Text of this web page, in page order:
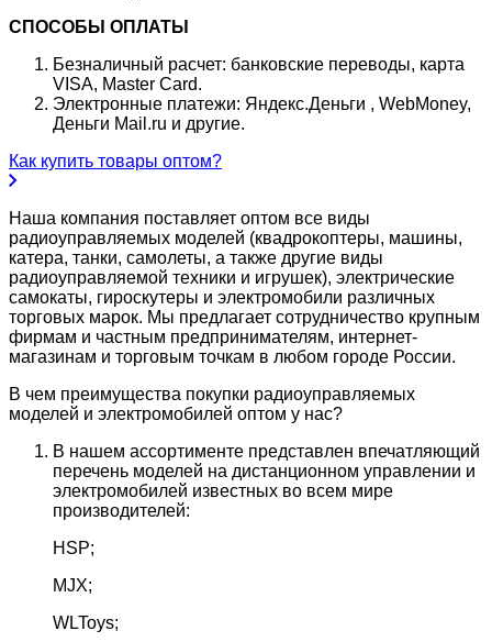
СПОСОБЫ ОПЛАТЫ
Безналичный расчет: банковские переводы, карта
VISA, Master Card.
Электронные платежи: Яндекс.Деньги , WebMoney,
Деньги Mail.ru и другие.
Как купить товары оптом?
Наша компания поставляет оптом все виды
радиоуправляемых моделей (квадрокоптеры, машины,
катера, танки, самолеты, а также другие виды
радиоуправляемой техники и игрушек), электрические
самокаты, гироскутеры и электромобили различных
торговых марок. Мы предлагает сотрудничество крупным
фирмам и частным предпринимателям, интернет-
магазинам и торговым точкам в любом городе России.
В чем преимущества покупки радиоуправляемых
моделей и электромобилей оптом у нас?
В нашем ассортименте представлен впечатляющий
перечень моделей на дистанционном управлении и
электромобилей известных во всем мире
производителей:
HSP;
MJX;
WLToys;